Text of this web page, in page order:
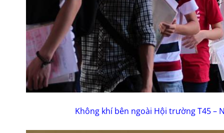
Không khí bên ngoài Hội trường T45 –